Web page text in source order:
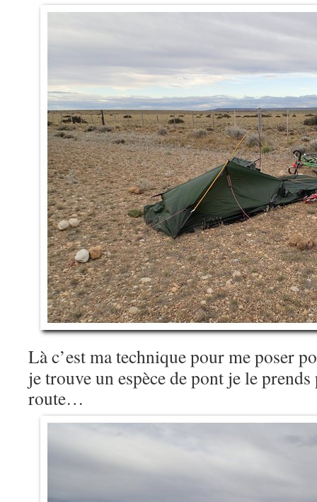
Là c’est ma technique pour me poser
je trouve un espèce de pont je le
route…